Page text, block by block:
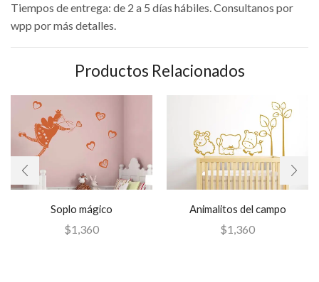
Tiempos de entrega: de 2 a 5 días hábiles. Consultanos por
wpp por más detalles.
Productos Relacionados
Soplo mágico
$1,360
Animalitos del campo
$1,360